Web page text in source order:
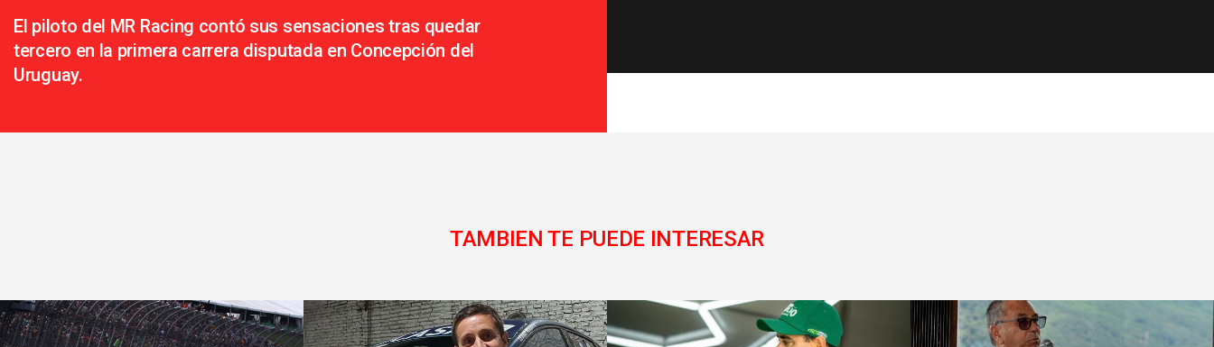
El piloto del MR Racing contó sus sensaciones tras quedar
tercero en la primera carrera disputada en Concepción del
Uruguay.
TAMBIEN TE PUEDE INTERESAR